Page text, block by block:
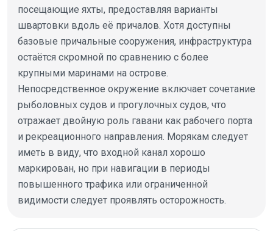
посещающие яхты, предоставляя варианты
швартовки вдоль её причалов. Хотя доступны
базовые причальные сооружения, инфраструктура
остаётся скромной по сравнению с более
крупными маринами на острове.
Непосредственное окружение включает сочетание
рыболовных судов и прогулочных судов, что
отражает двойную роль гавани как рабочего порта
и рекреационного направления. Морякам следует
иметь в виду, что входной канал хорошо
маркирован, но при навигации в периоды
повышенного трафика или ограниченной
видимости следует проявлять осторожность.